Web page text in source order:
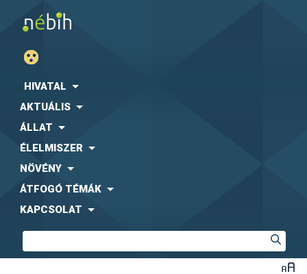
HIVATAL
AKTUÁLIS
ÁLLAT
ÉLELMISZER
NÖVÉNY
ÁTFOGÓ TÉMÁK
KAPCSOLAT